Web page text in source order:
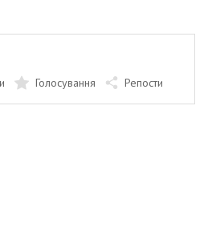
Голосування Репости